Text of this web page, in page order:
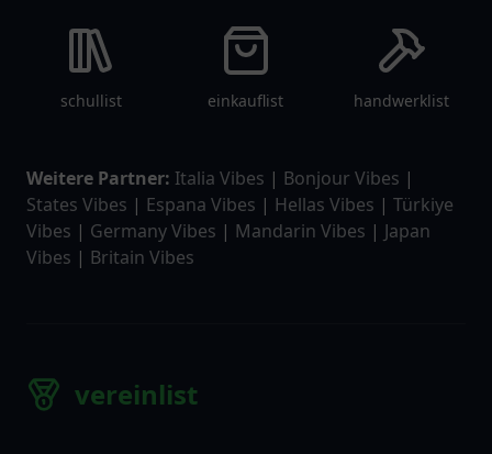
schullist einkauflist handwerklist
Weitere Partner: Italia Vibes | Bonjour Vibes |
States Vibes | Espana Vibes | Hellas Vibes | Türkiye
Vibes | Germany Vibes | Mandarin Vibes | Japan
Vibes | Britain Vibes
vereinlist